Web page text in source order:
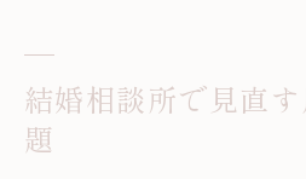
婚活における結婚相
結婚相談所で見直
題